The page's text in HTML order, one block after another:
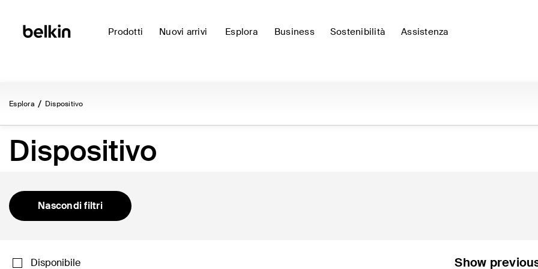
Prodotti Nuovi arrivi Esplora Business Sostenibilità Assistenza
Esplora Dispositivo
Dispositivo
Nascondi filtri
Disponibile Show